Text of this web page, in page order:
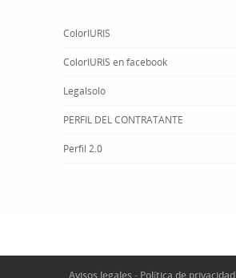
ColorIURIS
ColorIURIS en facebook
Legalsolo
PERFIL DEL CONTRATANTE
Perfil 2.0
Avisos legales- Política de privacidad